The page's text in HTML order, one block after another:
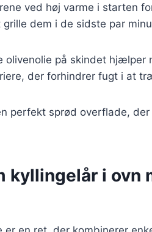
ved høj varme i starten
dem i de sidste par
på skindet hjælper
der forhindrer fugt i at
perfekt sprød overflade,
kyllingelår i ovn